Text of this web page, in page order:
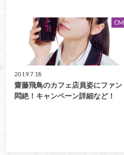
CM
2019.7.18
齋藤飛鳥のカフェ店員姿にファン
悶絶！キャンペーン詳細など！